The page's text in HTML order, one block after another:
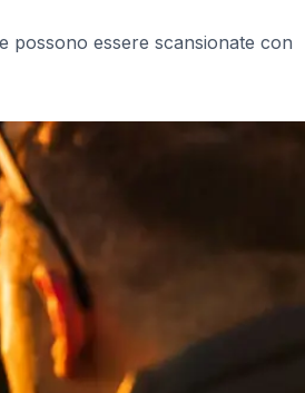
possono essere scansionate con